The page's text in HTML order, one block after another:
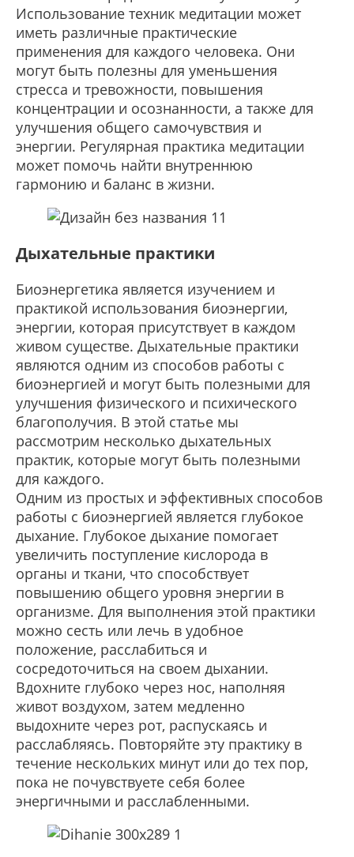
Использование техник медитации может
иметь различные практические
применения для каждого человека. Они
могут быть полезны для уменьшения
стресса и тревожности, повышения
концентрации и осознанности, а также для
улучшения общего самочувствия и
энергии. Регулярная практика медитации
может помочь найти внутреннюю
гармонию и баланс в жизни.
Дыхательные практики
Биоэнергетика является изучением и
практикой использования биоэнергии,
энергии, которая присутствует в каждом
живом существе. Дыхательные практики
являются одним из способов работы с
биоэнергией и могут быть полезными для
улучшения физического и психического
благополучия. В этой статье мы
рассмотрим несколько дыхательных
практик, которые могут быть полезными
для каждого.
Одним из простых и эффективных способов
работы с биоэнергией является глубокое
дыхание. Глубокое дыхание помогает
увеличить поступление кислорода в
органы и ткани, что способствует
повышению общего уровня энергии в
организме. Для выполнения этой практики
можно сесть или лечь в удобное
положение, расслабиться и
сосредоточиться на своем дыхании.
Вдохните глубоко через нос, наполняя
живот воздухом, затем медленно
выдохните через рот, распускаясь и
расслабляясь. Повторяйте эту практику в
течение нескольких минут или до тех пор,
пока не почувствуете себя более
энергичными и расслабленными.